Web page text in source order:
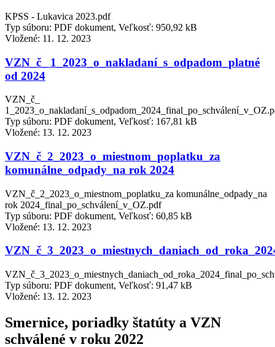
KPSS - Lukavica 2023.pdf
Typ súboru: PDF dokument, Veľkosť: 950,92 kB
Vložené: 11. 12. 2023
VZN_č_ 1_2023_o_nakladaní_s_odpadom_platné
od 2024
VZN_č_
Typ súboru: PDF dokument, Veľkosť: 167,81 kB
Vložené: 13. 12. 2023
VZN_č_2_2023_o_miestnom_poplatku_za
komunálne_odpady_na rok 2024
VZN_č_2_2023_o_miestnom_poplatku_za komunálne_odpady_na
rok 2024_final_po_schválení_v_OZ.pdf
Typ súboru: PDF dokument, Veľkosť: 60,85 kB
Vložené: 13. 12. 2023
Typ súboru: PDF dokument, Veľkosť: 91,47 kB
Vložené: 13. 12. 2023
Smernice, poriadky štatúty a VZN
schválené v roku 2022